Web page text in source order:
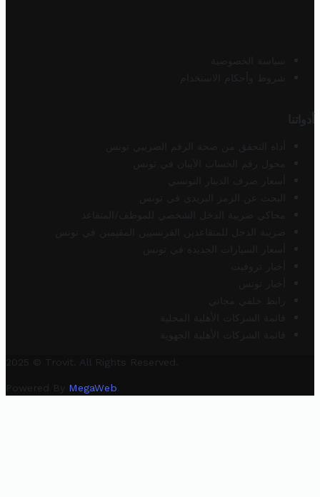
سياسة الخصوصية
شروط وأحكام الاستخدام
أدواتنا
أداة التحقق من صحة الرقم الضريبي تونس
محول رقم الحساب الآيبان في تونس
أسعار صرف الدينار التونسي
البحث عن الرمز البريدي في تونس
محاكي ضريبة الدخل الشخصي للموظف/المتقاعد
ضريبة الدخل للمتقاعدين الفرنسيين المقيمين في تونس
أسعار السيارات الجديدة في تونس
أخبار تروفيت
أخبار تونس
رابط خلفي مجاني
قائمة الشركات الأهلية المحلية
قائمة الشركات الأهلية الجهوية
2025 © Trovit. All Rights Reserved.
Powered By MegaWeb